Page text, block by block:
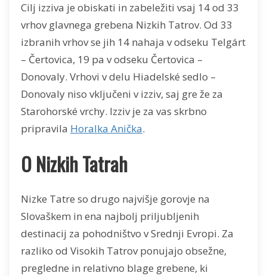
Cilj izziva je obiskati in zabeležiti vsaj 14 od 33
vrhov glavnega grebena Nizkih Tatrov. Od 33
izbranih vrhov se jih 14 nahaja v odseku Telgárt
– Čertovica, 19 pa v odseku Čertovica –
Donovaly. Vrhovi v delu Hiadelské sedlo –
Donovaly niso vključeni v izziv, saj gre že za
Starohorské vrchy. Izziv je za vas skrbno
pripravila Horalka Anička.
O Nizkih Tatrah
Nizke Tatre so drugo najvišje gorovje na
Slovaškem in ena najbolj priljubljenih
destinacij za pohodništvo v Srednji Evropi. Za
razliko od Visokih Tatrov ponujajo obsežne,
pregledne in relativno blage grebene, ki